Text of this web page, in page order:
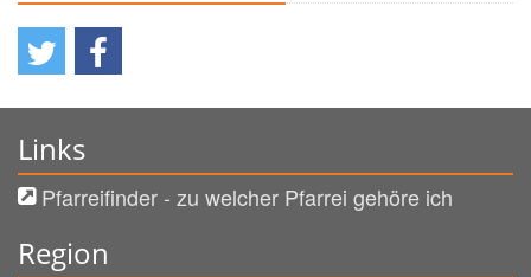
Links
Pfarreifinder - zu welcher Pfarrei gehöre ich
Region